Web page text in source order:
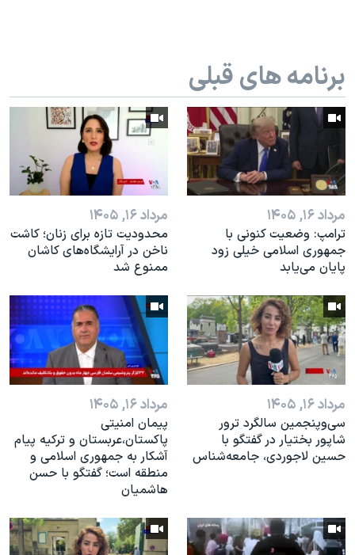
صفحه‌های ویژه
سفر پرزیدنت ترامپ به چین
برنامه های قبلی
مرداد ۱۶, ۱۴۰۵
ترامپ: وضعیت کنونی با
جمهوری اسلامی خیلی زود
پایان می‌یابد
مرداد ۱۶, ۱۴۰۵
محدودیت تازه برای زنان؛ کاشت
ناخن در آرایشگاه‌های کاشان
ممنوع شد
مرداد ۱۶, ۱۴۰۵
سی‌وپنجمین سالگرد ترور
شاپور بختیار در گفتگو با
حسین لاجوردی، جامعه‌شناس
مرداد ۱۶, ۱۴۰۵
پیمان امنیتی
پاکستان،عربستان و ترکیه پیام
آشکار به جمهوری اسلامی و
منطقه است؛ گفتگو با حسن
هاشمیان